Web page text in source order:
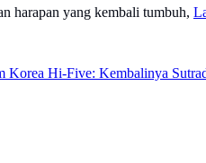
harapan yang kembali tumbuh,
Korea Hi-Five: Kembalinya